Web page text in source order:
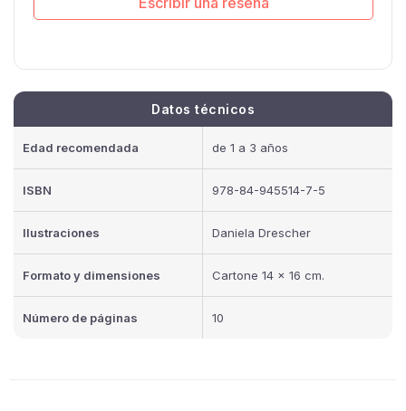
Datos técnicos
Edad recomendada de 1 a 3 años
ISBN 978-84-945514-7-5
Ilustraciones Daniela Drescher
Formato y dimensiones Cartone 14 x 16 cm.
Número de páginas 10